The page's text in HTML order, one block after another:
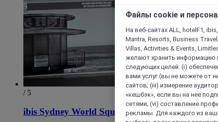
/ 5
ibis Sydney World Square
Файлы cookie и
На веб-сайтах ALL, hotelF1,
Mantra, Resorts, Business
Villas, Activities & Events,
желают хранить информацию
следующих целей: (i)
вами услуг (вы не можете от
сайтов; (iii) измерение
«кешбэк», если вы на нее
сетями; (vi) составление
рекламы. Для каждого из